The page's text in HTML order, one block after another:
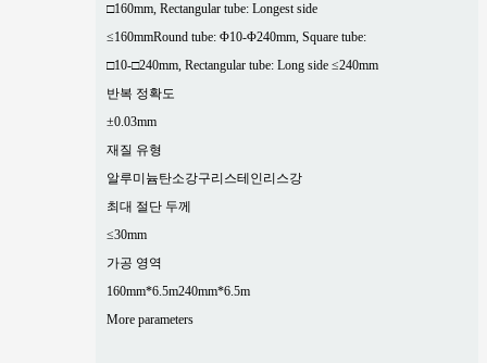
□160mm, Rectangular tube: Longest side
≤160mmRound tube: Φ10-Φ240mm, Square tube:
□10-□240mm, Rectangular tube: Long side ≤240mm
반복 정확도
±0.03mm
재질 유형
알루미늄탄소강구리 스테인리스강
최대 절단 두께
≤30mm
가공 영역
160mm*6.5m240mm*6.5m
More parameters